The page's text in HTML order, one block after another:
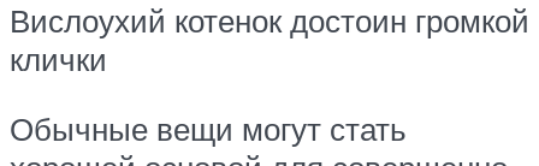
Вислоухий котенок достоин громкой
клички
Обычные вещи могут стать